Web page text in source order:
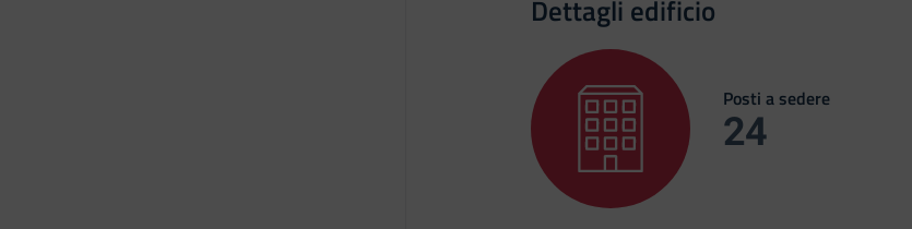
Dettagli edificio
Posti a sedere
24